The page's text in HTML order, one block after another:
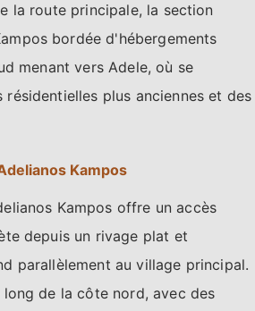
la route principale, la section
bordée d'hébergements
menant vers Adele, où se
plus anciennes et des
Kampos
Kampos offre un accès
depuis un rivage plat et
parallèlement au village principal.
de la côte nord, avec des